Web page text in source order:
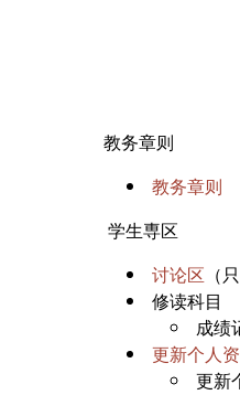
教务章则
教务章则
学生専区
讨论区 （
修读科目
成绩
更新个人
更新